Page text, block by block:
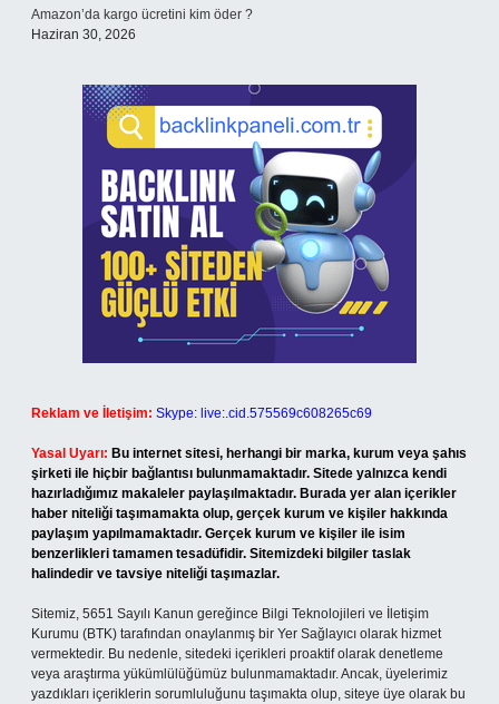
Amazon’da kargo ücretini kim öder ?
Haziran 30, 2026
Reklam ve İletişim: Skype: live:.cid.575569c608265c69
Yasal Uyarı: Bu internet sitesi, herhangi bir marka, kurum veya şahıs
şirketi ile hiçbir bağlantısı bulunmamaktadır. Sitede yalnızca kendi
hazırladığımız makaleler paylaşılmaktadır. Burada yer alan içerikler
haber niteliği taşımamakta olup, gerçek kurum ve kişiler hakkında
paylaşım yapılmamaktadır. Gerçek kurum ve kişiler ile isim
benzerlikleri tamamen tesadüfidir. Sitemizdeki bilgiler taslak
halindedir ve tavsiye niteliği taşımazlar.
Sitemiz, 5651 Sayılı Kanun gereğince Bilgi Teknolojileri ve İletişim
Kurumu (BTK) tarafından onaylanmış bir Yer Sağlayıcı olarak hizmet
vermektedir. Bu nedenle, sitedeki içerikleri proaktif olarak denetleme
veya araştırma yükümlülüğümüz bulunmamaktadır. Ancak, üyelerimiz
yazdıkları içeriklerin sorumluluğunu taşımakta olup, siteye üye olarak bu